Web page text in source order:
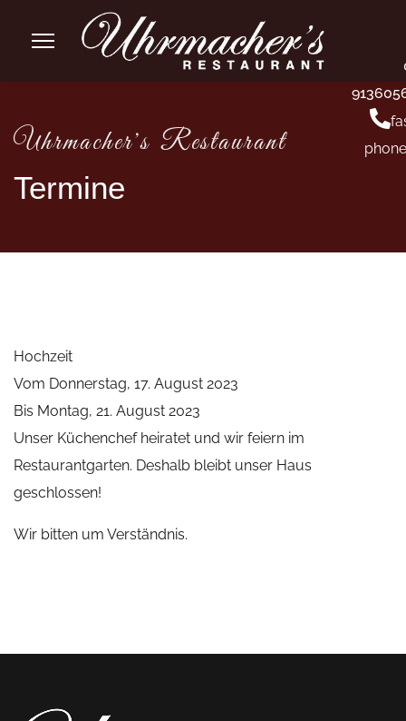
Uhrmacher's Restaurant
Termine
Hochzeit
Vom Donnerstag, 17. August 2023
Bis Montag, 21. August 2023
Unser Küchenchef heiratet und wir feiern im
Restaurantgarten. Deshalb bleibt unser Haus
geschlossen!
Wir bitten um Verständnis.